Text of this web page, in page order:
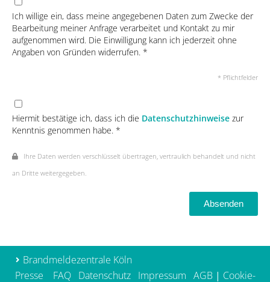
Brandmeldezentrale Köln
Presse
FAQ Datenschutz Impressum AGB| Cookie-
Ich willige ein, dass meine angegebenen Daten zum Zwecke der
Bearbeitung meiner Anfrage verarbeitet und Kontakt zu mir
aufgenommen wird. Die Einwilligung kann ich jederzeit ohne
Angaben von Gründen widerrufen. *
* Pflichtfelder
Hiermit bestätige ich, dass ich die Datenschutzhinweise zur
Kenntnis genommen habe. *
Ihre Daten werden verschlüsselt übertragen, vertraulich behandelt und nicht
an Dritte weitergegeben.
Absenden